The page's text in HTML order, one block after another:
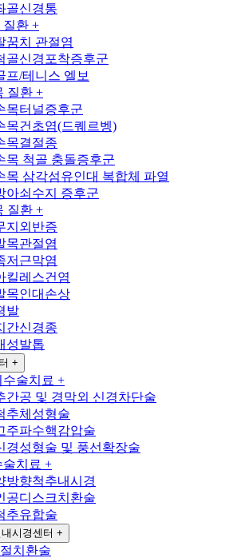
골신경통
질환 +
꿈치 관절염
골신경포착증후군
프/테니스 엘보
질환 +
목터널증후군
목건초염(드퀘르벵)
목결절종
목 척골 충돌증후군
목 삼각섬유인대 복합체 파열
아쇠수지 증후군
질환 +
지외반증
목관절염
저근막염
킬레스건염
목인대손상
발
간신경종
성발톱
+
수술치료 +
간공 및 경막외 신경차단술
추체성형술
주파수핵감압술
경성형술 및 풍선확장술
술치료 +
방향척추내시경
공디스크치환술
추유합술
시경센터 +
치환술